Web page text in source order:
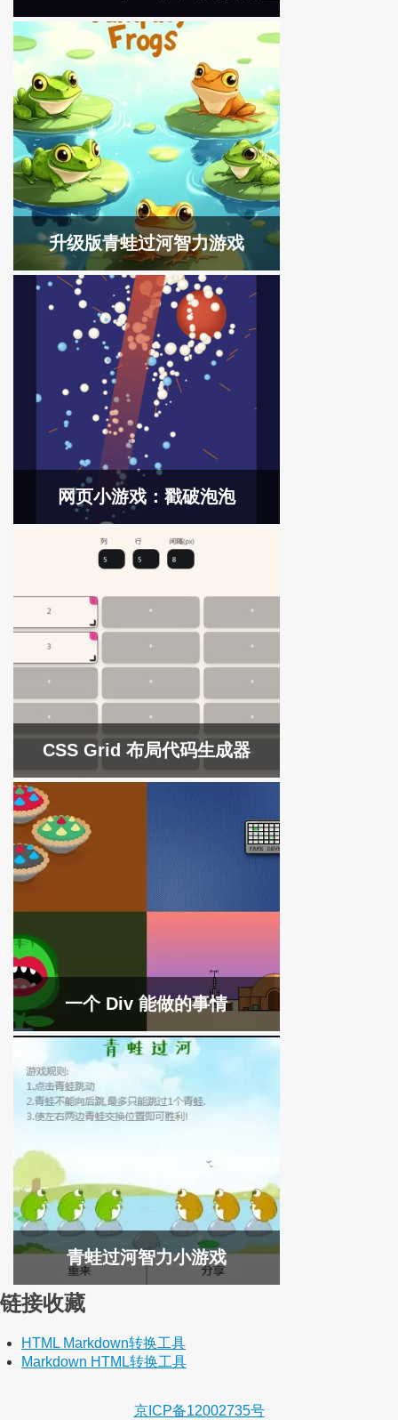
升级版青蛙过河智力游戏
网页小游戏：戳破泡泡
CSS Grid 布局代码生成器
一个 Div 能做的事情
青蛙过河智力小游戏
链接收藏
HTML Markdown转换工具
Markdown HTML转换工具
京ICP备12002735号